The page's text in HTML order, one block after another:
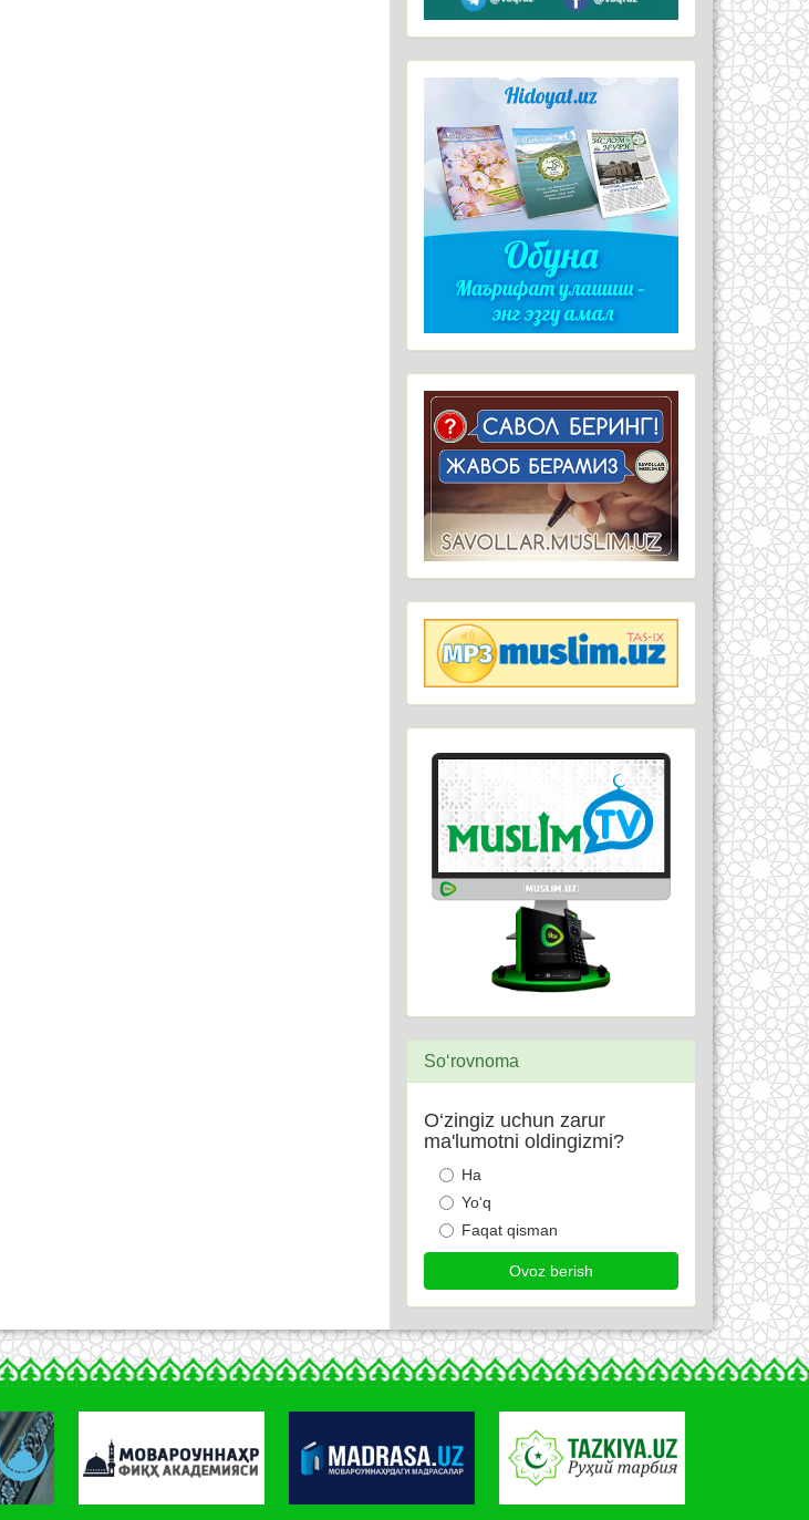
So‘rovnoma
O‘zingiz uchun zarur
ma'lumotni oldingizmi?
Ha
Yo‘q
Faqat qisman